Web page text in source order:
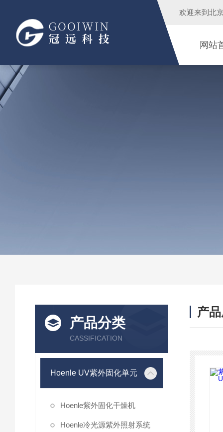
欢迎来到 北
网站
产品分类
CASSIFICATION
Hoenle UV紫外固化单元
Hoenle紫外固化干燥机
Hoenle冷光源紫外照射系统
产